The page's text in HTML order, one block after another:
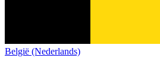
België (Nederlands)